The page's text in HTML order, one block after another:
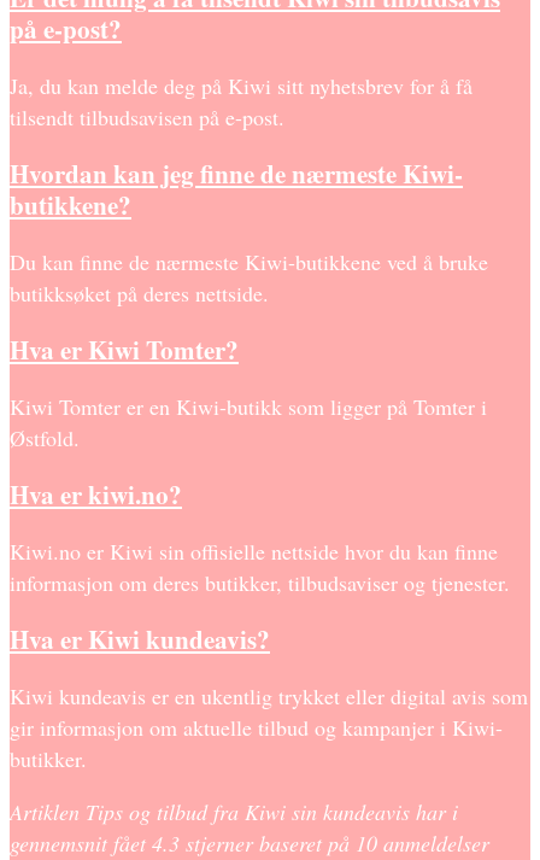
på e-post?
Ja, du kan melde deg på Kiwi sitt nyhetsbrev for å få
tilsendt tilbudsavisen på e-post.
Hvordan kan jeg finne de nærmeste Kiwi-
butikkene?
Du kan finne de nærmeste Kiwi-butikkene ved å bruke
butikksøket på deres nettside.
Hva er Kiwi Tomter?
Kiwi Tomter er en Kiwi-butikk som ligger på Tomter i
Østfold.
Hva er kiwi.no?
Kiwi.no er Kiwi sin offisielle nettside hvor du kan finne
informasjon om deres butikker, tilbudsaviser og tjenester.
Hva er Kiwi kundeavis?
Kiwi kundeavis er en ukentlig trykket eller digital avis som
gir informasjon om aktuelle tilbud og kampanjer i Kiwi-
butikker.
Artiklen Tips og tilbud fra Kiwi sin kundeavis har i
gennemsnit fået 4.3 stjerner baseret på 10 anmeldelser